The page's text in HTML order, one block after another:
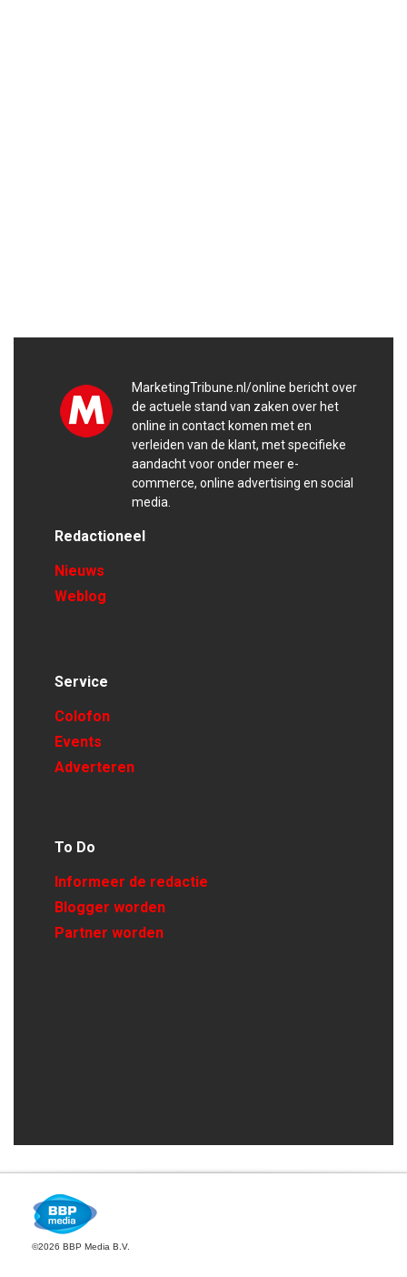
MarketingTribune.nl/online bericht over
de actuele stand van zaken over het
online in contact komen met en
verleiden van de klant, met specifieke
aandacht voor onder meer e-
commerce, online advertising en social
media.
Redactioneel
Nieuws
Weblog
Service
Colofon
Events
Adverteren
To Do
Informeer de redactie
Blogger worden
Partner worden
©2026 BBP Media B.V.